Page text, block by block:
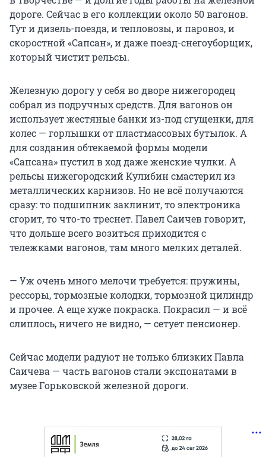
дороге. Сейчас в его коллекции около 50 вагонов.
Тут и дизель-поезда, и тепловозы, и паровоз, и
скоростной «Сапсан», и даже поезд-снегоуборщик,
который чистит рельсы.
Железную дорогу у себя во дворе нижегородец
собрал из подручных средств. Для вагонов он
использует жестяные банки из-под сгущенки, для
колес — горлышки от пластмассовых бутылок. А
для создания обтекаемой формы модели
«Сапсана» пустил в ход даже женские чулки. А
рельсы нижегородский Кулибин смастерил из
металлических карнизов. Но не всё получаются
сразу: то подшипник заклинит, то электроника
сгорит, то что-то треснет. Павел Саичев говорит,
что дольше всего возиться приходится с
тележками вагонов, там много мелких деталей.
— Уж очень много мелочи требуется: пружины,
рессоры, тормозные колодки, тормозной цилиндр
и прочее. А еще хуже покраска. Покрасил — и всё
слиплось, ничего не видно, — сетует пенсионер.
Сейчас модели радуют не только близких Павла
Саичева — часть вагонов стали экспонатами в
музее Горьковской железной дороги.